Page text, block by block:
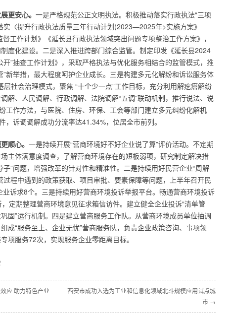
更安心。 一是严格规范公正文明执法。积极推动落实行政执法“三项
实〈提升行政执法质量三年行动计划(2023—2025年>实施方案》
工作计划》《延长县行政执法领域突出问题专项整治工作方案》，
度化建设。二是深入推进跨部门综合监管。制定印发《延长县2024
”抽查工作计划》，采取严格执法与优化服务相结合的监管模式，推
新举措，最大程度呵护企业成长。三是构建多元化解纷和诉讼服务体
层社会治理模式，聚焦 “十个少一点”工作目标，充分利用解疙瘩解纷
解、人民调解、行政调解、法院调解“五调”联动机制，推行说法、说
工作方法，与医院、住房、环保、工会等部门建立多元纠纷化解机
，诉调调解成功分流率达41.34%，位居全市前列。
顺心。 一是持续开展“营商环境好不好企业说了算”评价活动。不定期
主体满意度调查，了解营商环境存在的短板弱项，研究制定解决措
”问题，增强改革的针对性和精准性。二是持续用好民营企业“周解
过程中遇到的政策获取、项目审批、要素保障等问题，上半年召开民
业诉求8个。三是持续用好营商环境投诉举报平台。畅通营商环境投诉
定期整理营商环境意见征求箱信访件。建立健全企业投诉“清单管
固”运行机制。四是建立营商服务工作队。从营商环境成员单位抽调
成“服务至上、企业无忧”营商服务队，负责企业政策咨询、事项领
项服务72次，实现服务企业零距离目标。
应 助力特色产业
西安市成功入选为工业和信息化领域北斗规模应用试点城
市 →